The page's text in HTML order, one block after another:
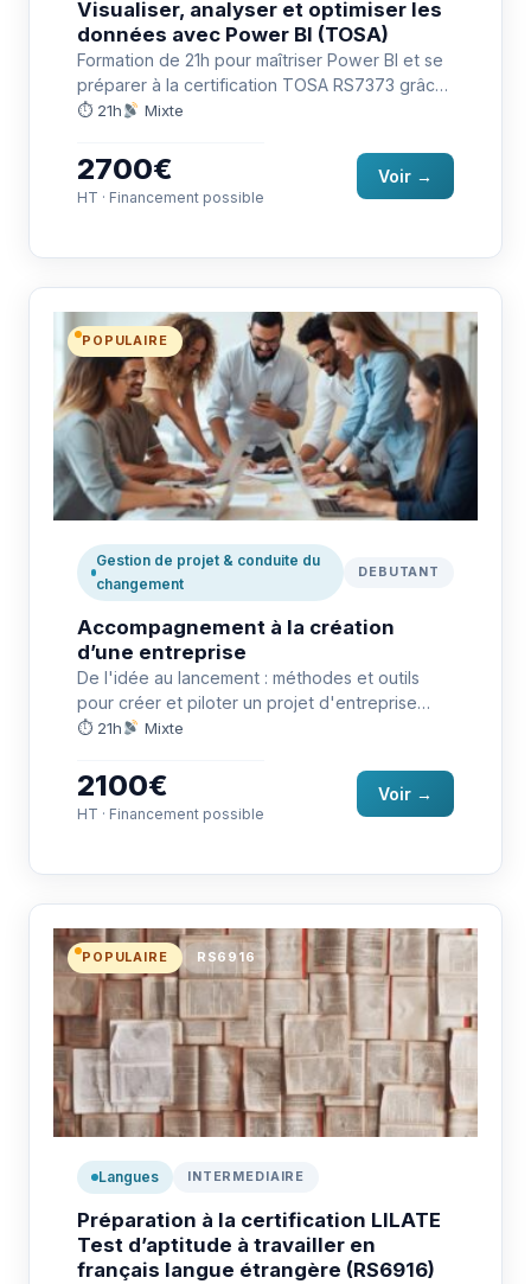
Visualiser, analyser et optimiser les
données avec Power BI (TOSA)
Formation de 21h pour maîtriser Power BI et se
préparer à la certification TOSA RS7373 grâce
à des…
⏱ 21h Mixte
2700€
HT · Financement possible
Voir →
POPULAIRE
Gestion de projet & conduite du
changement
DEBUTANT
Accompagnement à la création
d’une entreprise
De l'idée au lancement : méthodes et outils
pour créer et piloter un projet d'entreprise
viable.
⏱ 21h Mixte
2100€
HT · Financement possible
Voir →
POPULAIRE RS6916
Langues INTERMEDIAIRE
Préparation à la certification LILATE
Test d’aptitude à travailler en
français langue étrangère (RS6916)